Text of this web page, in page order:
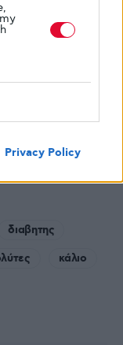
Privacy Policy
(glykouli.gr)
μας –
διαβητης
κάλιο